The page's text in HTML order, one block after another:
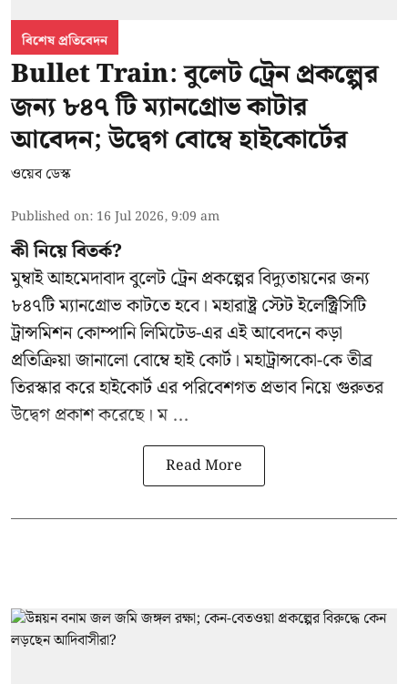
বিশেষ প্রতিবেদন
Bullet Train: বুলেট ট্রেন প্রকল্পের
জন্য ৮৪৭ টি ম্যানগ্রোভ কাটার
আবেদন; উদ্বেগ বোম্বে হাইকোর্টের
ওয়েব ডেস্ক
Published on: 16 Jul 2026, 9:09 am
কী নিয়ে বিতর্ক?
মুম্বাই আহমেদাবাদ বুলেট ট্রেন প্রকল্পের বিদ্যুতায়নের জন্য
৮৪৭টিম্যানগ্রোভকাটতে হবে। মহারাষ্ট্র স্টেট ইলেক্ট্রিসিটি
ট্রান্সমিশন কোম্পানি লিমিটেড-এর এই আবেদনে কড়া
প্রতিক্রিয়া জানালো বোম্বে হাই কোর্ট। মহাট্রান্সকো-কে তীব্র
তিরস্কার করে হাইকোর্ট এর পরিবেশগত প্রভাব নিয়ে গুরুতর
উদ্বেগ প্রকাশ করেছে। ম ...
Read More